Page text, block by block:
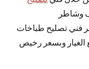
وشاطر
فني تصليح طباخات
الغيار وبسعر رخيص